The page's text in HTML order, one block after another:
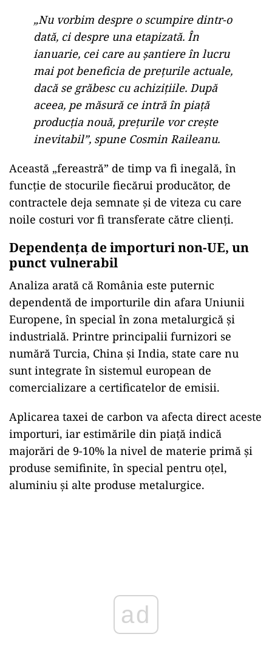
„Nu vorbim despre o scumpire dintr-o
dată, ci despre una etapizată. În
ianuarie, cei care au șantiere în lucru
mai pot beneficia de prețurile actuale,
dacă se grăbesc cu achizițiile. După
aceea, pe măsură ce intră în piață
producția nouă, prețurile vor crește
inevitabil”, spune Cosmin Raileanu.
Această „fereastră” de timp va fi inegală, în
funcție de stocurile fiecărui producător, de
contractele deja semnate și de viteza cu care
noile costuri vor fi transferate către clienți.
Dependența de importuri non-UE, un
punct vulnerabil
Analiza arată că România este puternic
dependentă de importurile din afara Uniunii
Europene, în special în zona metalurgică și
industrială. Printre principalii furnizori se
numără Turcia, China și India, state care nu
sunt integrate în sistemul european de
comercializare a certificatelor de emisii.
Aplicarea taxei de carbon va afecta direct aceste
importuri, iar estimările din piață indică
majorări de 9-10% la nivel de materie primă și
produse semifinite, în special pentru oțel,
aluminiu și alte produse metalurgice.
ad